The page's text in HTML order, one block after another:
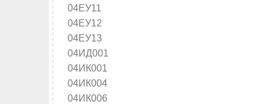
04ЕУ11
04ЕУ12
04ЕУ13
04ИД001
04ИК001
04ИК004
04ИК006